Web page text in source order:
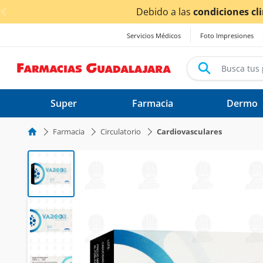
< div class="carousel-inner">
Servicios Médicos Foto Impresiones
Super Farmacia Dermo
Farmacia Circulatorio Cardiovasculares